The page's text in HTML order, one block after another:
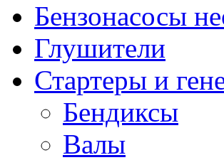
Бензонасосы
Глушители
Стартеры и
Бендиксы
Валы